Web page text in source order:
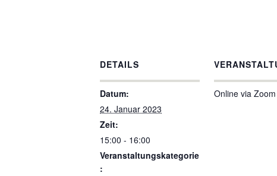
DETAILS
Datum:
24. Januar 2023
Zeit:
15:00 - 16:00
Veranstaltungskategorie
:
Online via Zoom